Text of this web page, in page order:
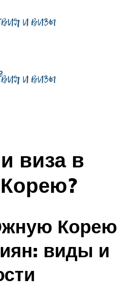
виза в
Корею
виды и